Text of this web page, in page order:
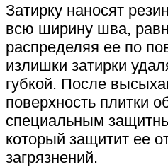
Затирку наносят
всю ширину шва,
распределяя ее по
излишки затирки
губкой. После
поверхность плитки
специальным
который защитит ее
загрязнений.